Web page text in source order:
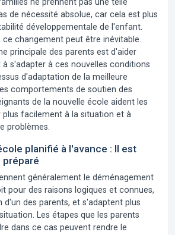
de nécessité absolue, car cela est plus
développementale de l'enfant.
changement peut être inévitable.
principale des parents est d'aider
s'adapter à ces nouvelles conditions
d'adaptation de la meilleure
comportements de soutien des
de la nouvelle école aident les
facilement à la situation et à
problèmes.
planifié à l'avance : Il est
généralement le déménagement
pour des raisons logiques et connues,
des parents, et s'adaptent plus
Les étapes que les parents
dans ce cas peuvent rendre le